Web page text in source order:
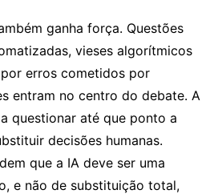
ganha força. Questões
vieses algorítmicos
erros cometidos por
entram no centro do debate. A
questionar até que ponto a
decisões humanas.
que a IA deve ser uma
e não de substituição total,